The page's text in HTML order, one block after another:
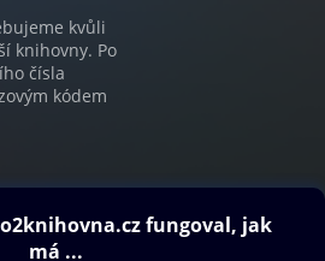
kvůli
knihovny. Po
čísla
kódem